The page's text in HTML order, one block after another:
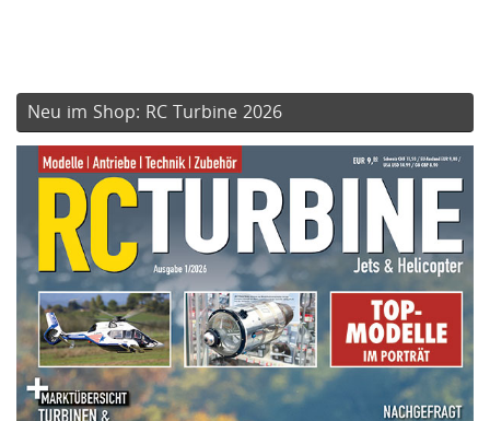
Neu im Shop: RC Turbine 2026